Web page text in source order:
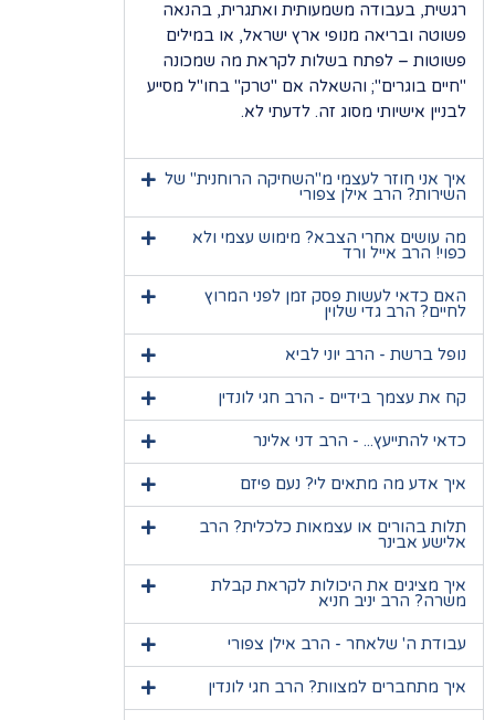
רגשית, בעבודה משמעותית ואתגרית, בהנאה
פשוטה ובריאה מנופי ארץ ישראל, או במילים
פשוטות – לפתח בשלות לקראת מה שמכונה
"חיים בוגרים"; והשאלה אם "טרק" בחו"ל מסייע
לבניין אישיותי מסוג זה. לדעתי לא.
איך אני חוזר לעצמי מ"השחיקה הרוחנית" של
השירות? הרב אילן צפורי
מה עושים אחרי הצבא? מימוש עצמי ולא
כפוי! הרב אייל ורד
האם כדאי לעשות פסק זמן לפני המרוץ
לחיים? הרב גדי שלוין
נופל ברשת - הרב יוני לביא
קח את עצמך בידיים - הרב חגי לונדין
כדאי להתייעץ... - הרב דני אלינר
איך אדע מה מתאים לי? נעם פיזם
תלות בהורים או עצמאות כלכלית? הרב
אלישע אבינר
איך מציגים את היכולות לקראת קבלת
משרה? הרב יניב חניא
עבודת ה' שלאחר - הרב אילן צפורי
איך מתחברים למצוות? הרב חגי לונדין